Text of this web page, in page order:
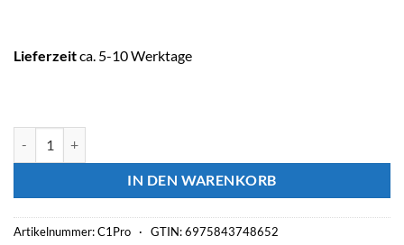
Lieferzeitca. 5-10 Werktage
IN DEN WARENKORB
Artikelnummer:C1Pro · GTIN: 6975843748652